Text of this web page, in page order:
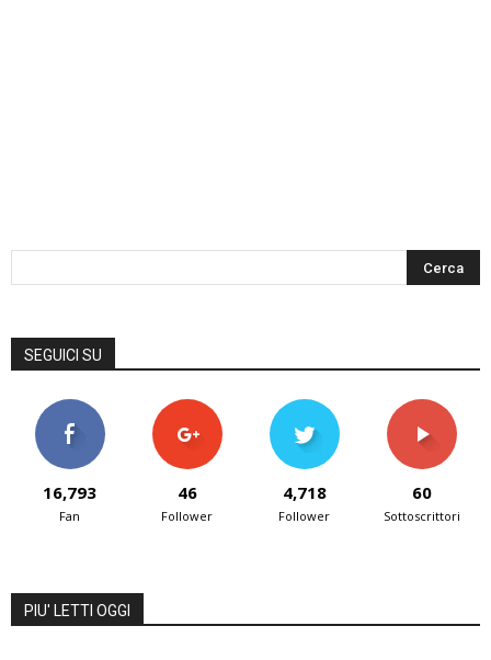
SEGUICI SU
16,793
Fan
46
Follower
4,718
Follower
60
Sottoscrittori
PIU' LETTI OGGI